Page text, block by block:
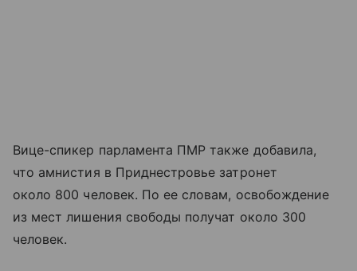
Вице-спикер парламента ПМР также добавила,
что амнистия в Приднестровье затронет
около 800 человек. По ее словам, освобождение
из мест лишения свободы получат около 300
человек.